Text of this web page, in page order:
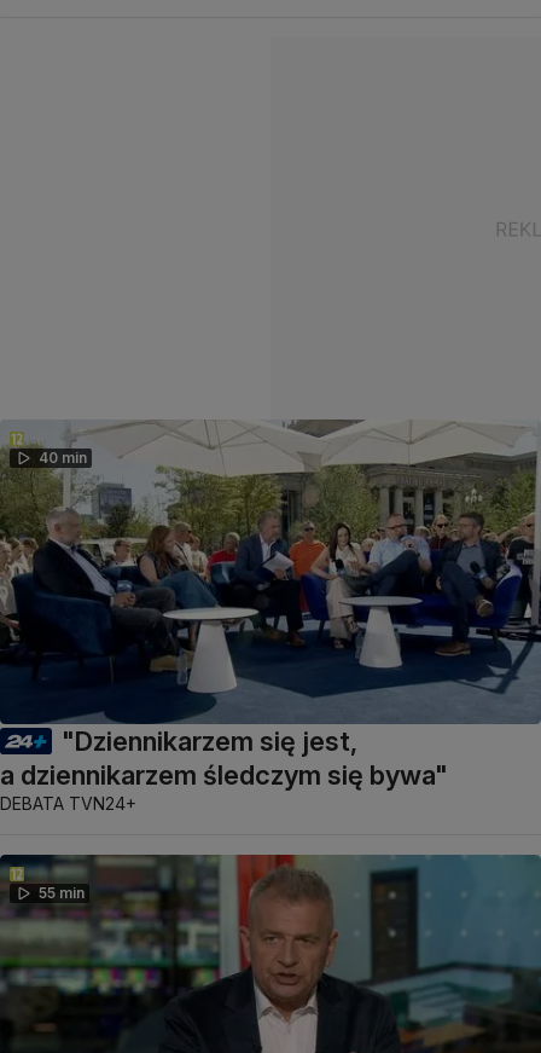
40 min
"Dziennikarzem się jest,
a dziennikarzem śledczym się bywa"
DEBATA TVN24+
55 min